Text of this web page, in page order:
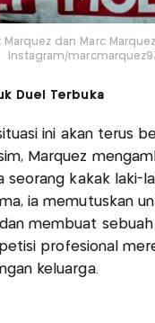
Marquez dan Marc
Instagram/
Duel Terbuka
ini akan terus
Marquez
seorang kakak laki-
ia memutuskan
membuat
profesional
keluarga.